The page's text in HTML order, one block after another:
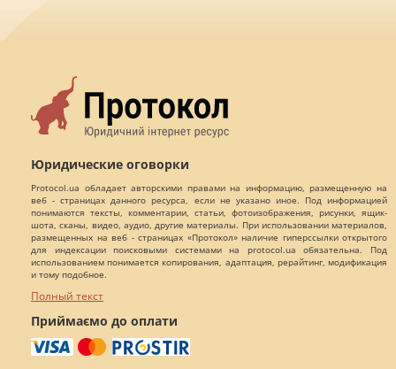
Юридические оговорки
Protocol.ua обладает авторскими правами на информацию, размещенную на
веб - страницах данного ресурса, если не указано иное. Под информацией
понимаются тексты, комментарии, статьи, фотоизображения, рисунки, ящик-
шота, сканы, видео, аудио, другие материалы. При использовании материалов,
размещенных на веб - страницах «Протокол» наличие гиперссылки открытого
для индексации поисковыми системами на protocol.ua обязательна. Под
использованием понимается копирования, адаптация, рерайтинг, модификация
и тому подобное.
Полный текст
Приймаємо до оплати